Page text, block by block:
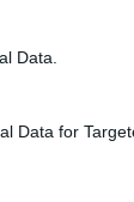
Data.
Data for
ou France